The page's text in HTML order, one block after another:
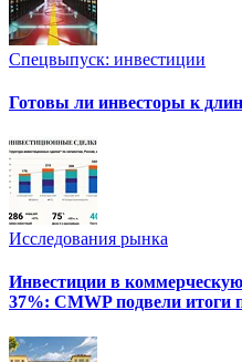
Спецвыпуск: инвестиции
Готовы ли инвесторы к
Исследования рынка
Инвестиции в
37%: CMWP подвели итоги